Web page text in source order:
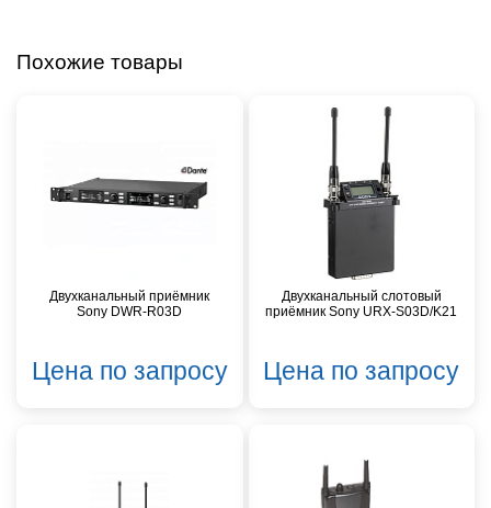
Похожие товары
Двухканальный приёмник
Sony DWR-R03D
Цена по запросу
Двухканальный слотовый
приёмник Sony URX-S03D/K21
Цена по запросу